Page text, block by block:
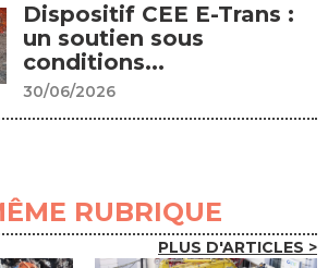
Dispositif CEE E-Trans :
un soutien sous
conditions...
30/06/2026
RUBRIQUE
PLUS D'ARTICLES >